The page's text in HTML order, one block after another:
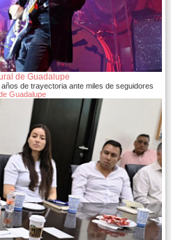
de Guadalupe
de trayectoria ante miles de seguidores
Guadalupe